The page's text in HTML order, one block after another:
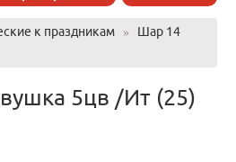
к праздникам »
Шар 14
5цв /Ит (25)